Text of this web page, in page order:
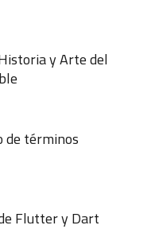
y Arte del
de términos
Flutter y Dart